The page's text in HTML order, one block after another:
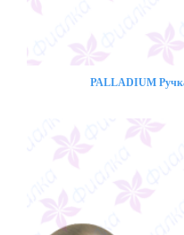
PALLADIUM